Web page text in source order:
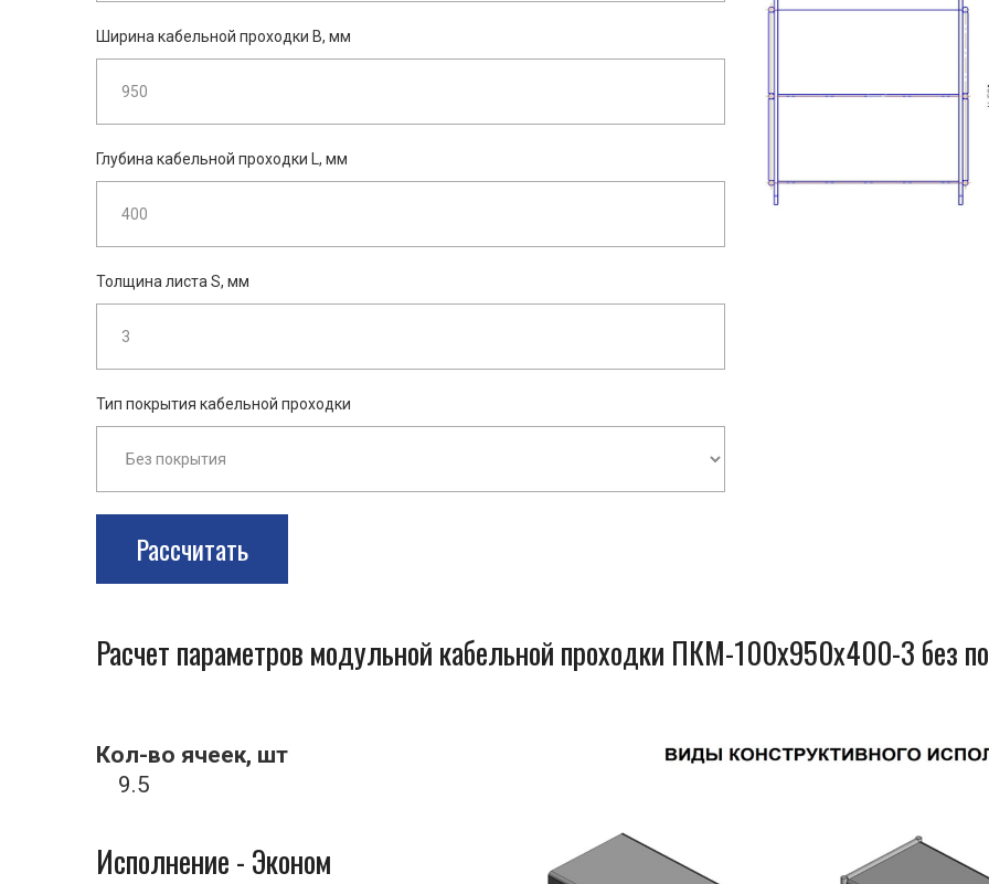
Ширина кабельной проходки B, мм
Глубина кабельной проходки L, мм
Толщина листа S, мм
Тип покрытия кабельной проходки
Рассчитать
Расчет параметров модульной кабельной проходки ПКМ-100x950x400-3 без
Кол-во ячеек, шт
9.5
Исполнение - Эконом